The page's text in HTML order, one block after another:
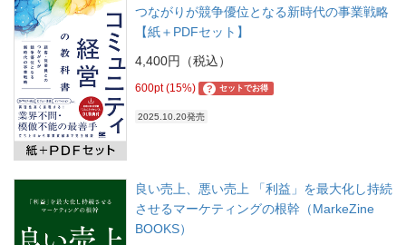
つながりが競争優位となる新時代の事業戦略
【紙＋PDFセット】
4,400円（税込）
600pt (15%) ? セットでお得
2025.10.20発売
良い売上、悪い売上 「利益」を最大化し持続
させるマーケティングの根幹（MarkeZine
BOOKS）